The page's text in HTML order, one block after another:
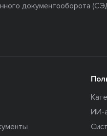
документооборота
ИИ-